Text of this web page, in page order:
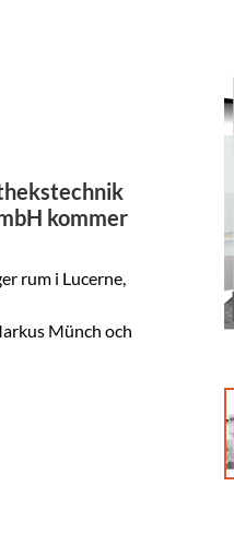
kommer
rum i Lucerne,
Münch och